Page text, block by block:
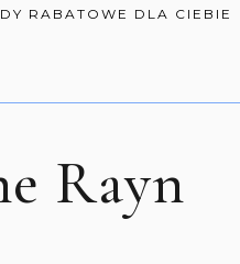
RABATOWE DLA CIEBIE
Rayn